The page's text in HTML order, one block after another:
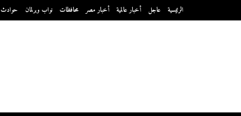
الرئيسية عاجل أخبار عالمية أخبار مصر محافظات نواب وبرلمان حوادث